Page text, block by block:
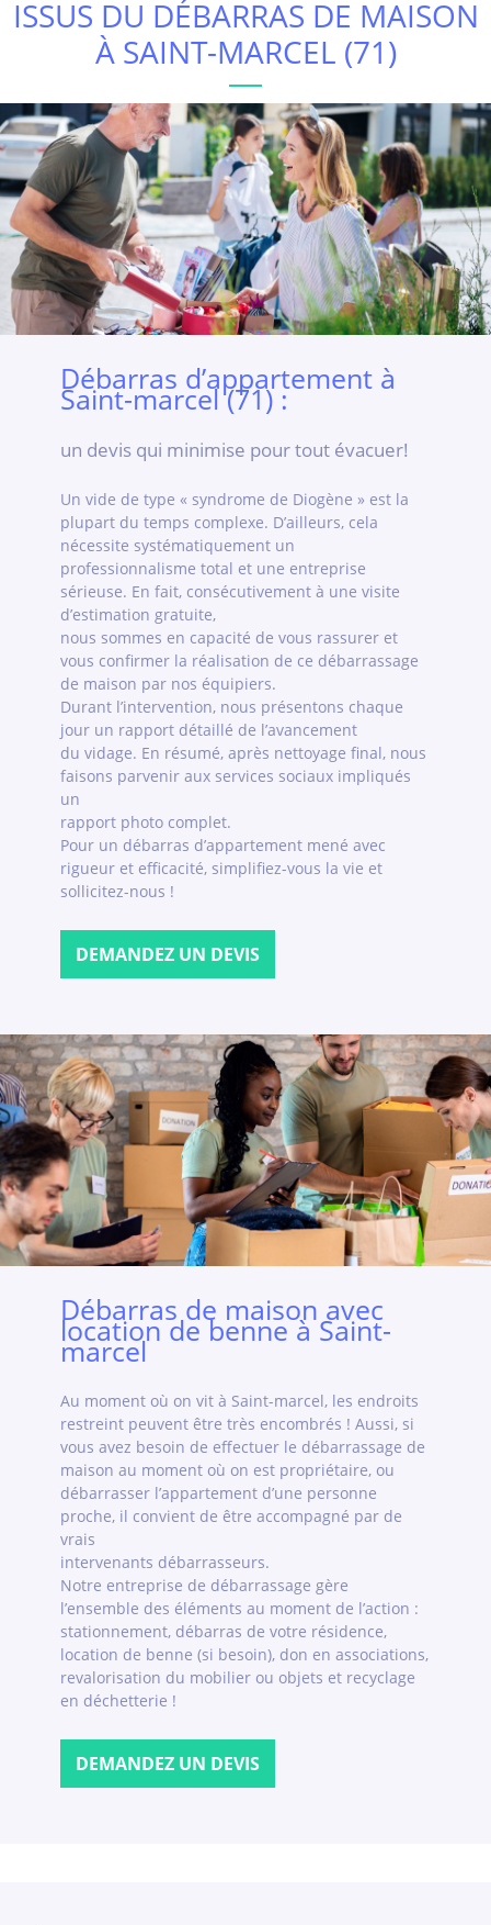
ISSUS DU DÉBARRAS DE MAISON
À SAINT-MARCEL (71)
Débarras d’appartement à
Saint-marcel (71) :
un devis qui minimise pour tout évacuer!
Un vide de type « syndrome de Diogène » est la
plupart du temps complexe. D’ailleurs, cela
nécessite systématiquement un
professionnalisme total et une entreprise
sérieuse. En fait, consécutivement à une visite
d’estimation gratuite,
nous sommes en capacité de vous rassurer et
vous confirmer la réalisation de ce débarrassage
de maison par nos équipiers.
Durant l’intervention, nous présentons chaque
jour un rapport détaillé de l’avancement
du vidage. En résumé, après nettoyage final, nous
faisons parvenir aux services sociaux impliqués
un
rapport photo complet.
Pour un débarras d’appartement mené avec
rigueur et efficacité, simplifiez-vous la vie et
sollicitez-nous !
DEMANDEZ UN DEVIS
Débarras de maison avec
location de benne à Saint-
marcel
Au moment où on vit à Saint-marcel, les endroits
restreint peuvent être très encombrés ! Aussi, si
vous avez besoin de effectuer le débarrassage de
maison au moment où on est propriétaire, ou
débarrasser l’appartement d’une personne
proche, il convient de être accompagné par de
vrais
intervenants débarrasseurs.
Notre entreprise de débarrassage gère
l’ensemble des éléments au moment de l’action :
stationnement, débarras de votre résidence,
location de benne (si besoin), don en associations,
revalorisation du mobilier ou objets et recyclage
en déchetterie !
DEMANDEZ UN DEVIS